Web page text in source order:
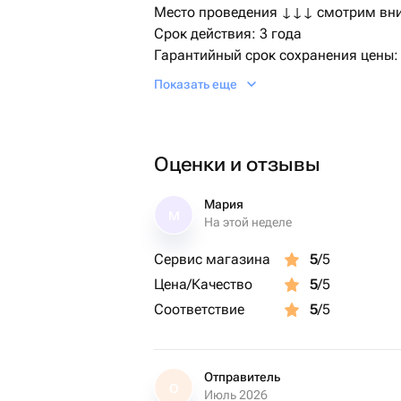
Место проведения ↓↓↓ смотрим
Срок действия: 3 года
Гарантийный срок сохранения
Бренд: bonodono | Россия | подарки и
✓ Место: любая точка Мира
✓ будет отправлен платформой
получателю
✓ Цена доставки: бесплатно 0 руб.
✓ Формат доставки: файл .pdf
✓ Вид поставки: электронный
✓ В рабочее время, сотрудники
Знакомство с пилотом и
Показать еще
Оценки и отзывы
Мария
На этой неделе
Сервис магазина 5/5
Цена/Качество
5/5
Соответствие
5/5
О
Отправитель
Июль 2026